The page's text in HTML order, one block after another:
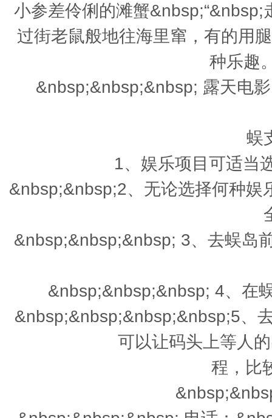
小参差伶俐的滩蟹
过街老鼠般地往海里窜，有的用
种乐趣
&nbsp;&nbsp;&nbsp; 露天电
蜈
1、娱乐项目可适当
&nbsp;&nbsp;2、无论选择何种娱
&nbsp;&nbsp;&nbsp; 3、去蜈岛
&nbsp;&nbsp;&nbsp; 4、在
&nbsp;&nbsp;&nbsp;&nbsp;5、
可以让码头上等人
程，比